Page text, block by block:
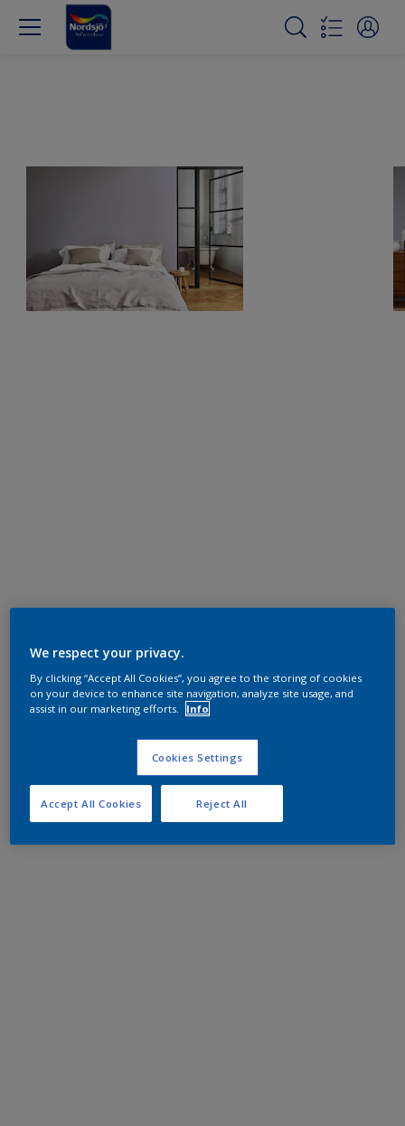
We respect your privacy.
By clicking “Accept All Cookies”, you agree to the storing of cookies
on your device to enhance site navigation, analyze site usage, and
assist in our marketing efforts.
Info
Cookies Settings
Reject All
Accept All Cookies